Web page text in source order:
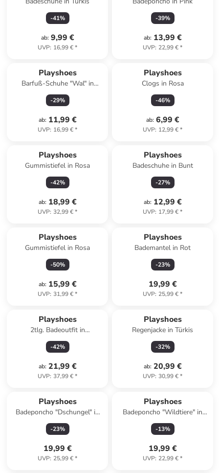
-41%
ab: 9,99 €
UVP: 16,99 €*
-39%
ab: 13,99 €
UVP: 22,99 €*
Playshoes
Barfuß-Schuhe "Wal" in
Dunkelblau
-29%
ab: 11,99 €
UVP: 16,99 €*
Playshoes
Clogs in Rosa
-46%
ab: 6,99 €
UVP: 12,99 €*
Playshoes
Gummistiefel in Rosa
-42%
ab: 18,99 €
UVP: 32,99 €*
Playshoes
Badeschuhe in Bunt
-27%
ab: 12,99 €
UVP: 17,99 €*
Playshoes
Gummistiefel in Rosa
-50%
ab: 15,99 €
UVP: 31,99 €*
Playshoes
Bademantel in Rot
-23%
19,99 €
UVP: 25,99 €*
Playshoes
2tlg. Badeoutfit in
Dunkelblau/ Orange
-42%
ab: 21,99 €
UVP: 37,99 €*
Playshoes
Regenjacke in Türkis
-32%
ab: 20,99 €
UVP: 30,99 €*
Playshoes
Badeponcho "Dschungel" in
Blau
-23%
19,99 €
UVP: 25,99 €*
Playshoes
Badeponcho "Wildtiere" in
Hellbraun
-13%
19,99 €
UVP: 22,99 €*